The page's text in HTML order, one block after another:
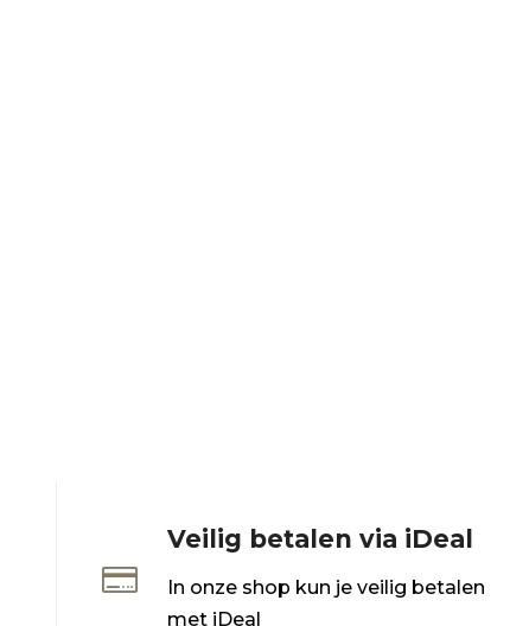

Veilig betalen via iDeal
In onze shop kun je veilig betalen
met iDeal